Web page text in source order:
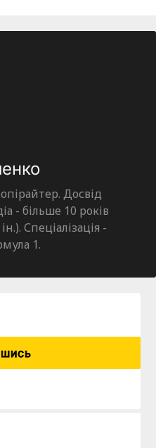
Досвід
- більше 10 років
Спеціалізація -
1.